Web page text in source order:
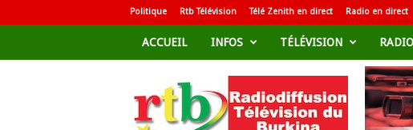
Politique Rtb Télévision Télé Zenith en direct Radio en direct
ACCUEIL INFOS TÉLÉVISION RADIO
d